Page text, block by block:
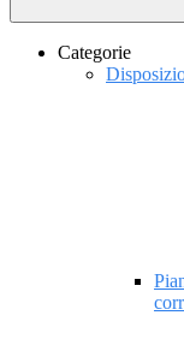
Categorie